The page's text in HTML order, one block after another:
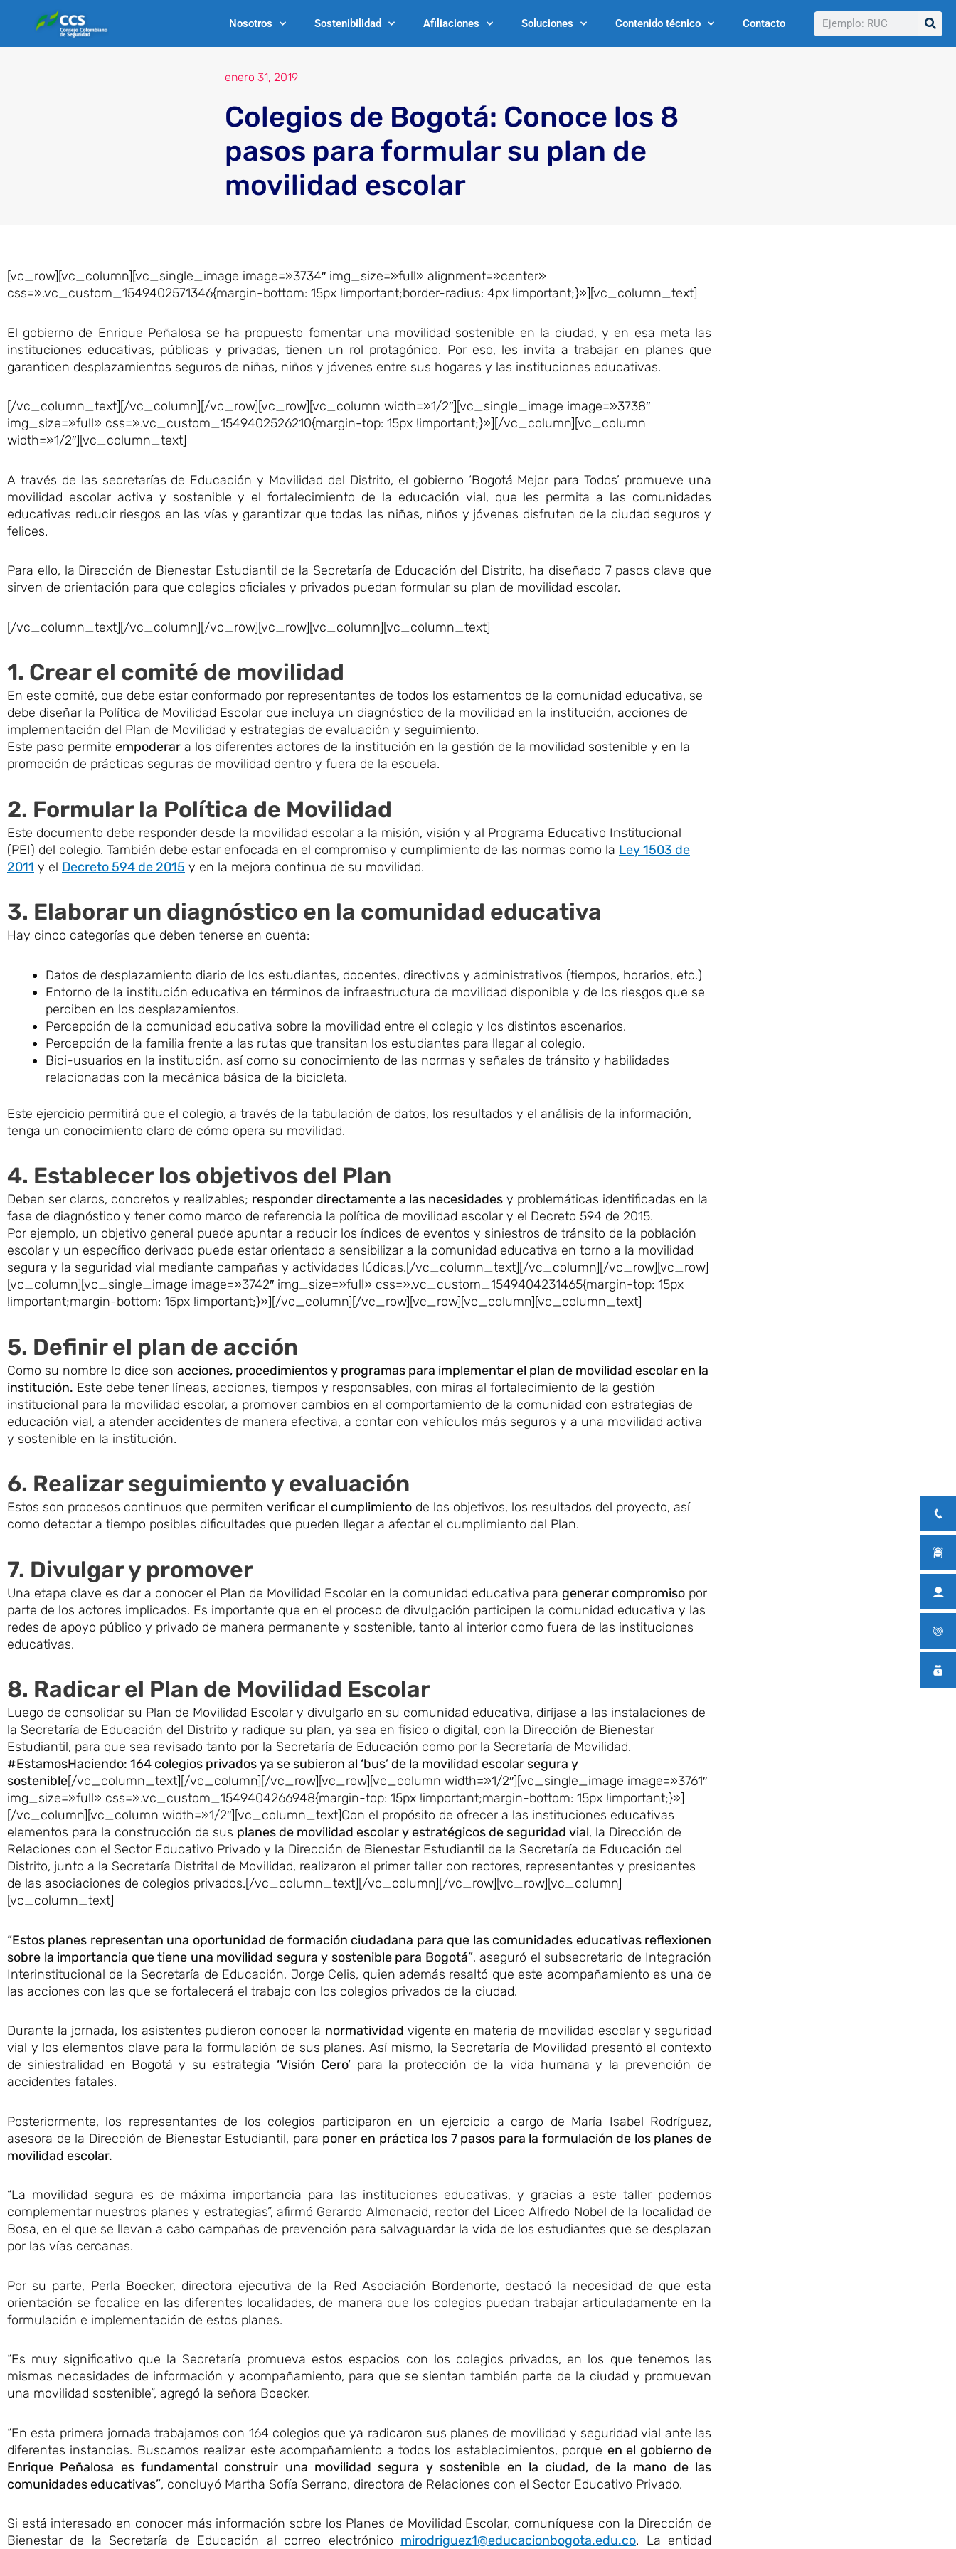
Nosotros Sostenibilidad Afiliaciones Soluciones Contenido técnico Contacto Buscar
enero 31, 2019
Colegios de Bogotá: Conoce los 8
pasos para formular su plan de
movilidad escolar
[vc_row][vc_column][vc_single_image image=»3734″ img_size=»full» alignment=»center»
css=».vc_custom_1549402571346{margin-bottom: 15px !important;border-radius: 4px !important;}»][vc_column_text]
El gobierno de Enrique Peñalosa se ha propuesto fomentar una movilidad sostenible en la ciudad, y en esa meta las
instituciones educativas, públicas y privadas, tienen un rol protagónico. Por eso, les invita a trabajar en planes que
garanticen desplazamientos seguros de niñas, niños y jóvenes entre sus hogares y las instituciones educativas.
[/vc_column_text][/vc_column][/vc_row][vc_row][vc_column width=»1/2″][vc_single_image image=»3738″
img_size=»full» css=».vc_custom_1549402526210{margin-top: 15px !important;}»][/vc_column][vc_column
width=»1/2″][vc_column_text]
A través de las secretarías de Educación y Movilidad del Distrito, el gobierno ‘Bogotá Mejor para Todos’ promueve una
movilidad escolar activa y sostenible y el fortalecimiento de la educación vial, que les permita a las comunidades
educativas reducir riesgos en las vías y garantizar que todas las niñas, niños y jóvenes disfruten de la ciudad seguros y
felices.
Para ello, la Dirección de Bienestar Estudiantil de la Secretaría de Educación del Distrito, ha diseñado 7 pasos clave que
sirven de orientación para que colegios oficiales y privados puedan formular su plan de movilidad escolar.
[/vc_column_text][/vc_column][/vc_row][vc_row][vc_column][vc_column_text]
1. Crear el comité de movilidad
En este comité, que debe estar conformado por representantes de todos los estamentos de la comunidad educativa, se
debe diseñar la Política de Movilidad Escolar que incluya un diagnóstico de la movilidad en la institución, acciones de
implementación del Plan de Movilidad y estrategias de evaluación y seguimiento.
Este paso permite empoderar a los diferentes actores de la institución en la gestión de la movilidad sostenible y en la
promoción de prácticas seguras de movilidad dentro y fuera de la escuela.
2. Formular la Política de Movilidad
Este documento debe responder desde la movilidad escolar a la misión, visión y al Programa Educativo Institucional
(PEI) del colegio. También debe estar enfocada en el compromiso y cumplimiento de las normas como la Ley 1503 de
2011 y el Decreto 594 de 2015 y en la mejora continua de su movilidad.
3. Elaborar un diagnóstico en la comunidad educativa
Hay cinco categorías que deben tenerse en cuenta:
Datos de desplazamiento diario de los estudiantes, docentes, directivos y administrativos (tiempos, horarios, etc.)
Entorno de la institución educativa en términos de infraestructura de movilidad disponible y de los riesgos que se
perciben en los desplazamientos.
Percepción de la comunidad educativa sobre la movilidad entre el colegio y los distintos escenarios.
Percepción de la familia frente a las rutas que transitan los estudiantes para llegar al colegio.
Bici-usuarios en la institución, así como su conocimiento de las normas y señales de tránsito y habilidades
relacionadas con la mecánica básica de la bicicleta.
Este ejercicio permitirá que el colegio, a través de la tabulación de datos, los resultados y el análisis de la información,
tenga un conocimiento claro de cómo opera su movilidad.
4. Establecer los objetivos del Plan
Deben ser claros, concretos y realizables; responder directamente a las necesidades y problemáticas identificadas en la
fase de diagnóstico y tener como marco de referencia la política de movilidad escolar y el Decreto 594 de 2015.
Por ejemplo, un objetivo general puede apuntar a reducir los índices de eventos y siniestros de tránsito de la población
escolar y un específico derivado puede estar orientado a sensibilizar a la comunidad educativa en torno a la movilidad
segura y la seguridad vial mediante campañas y actividades lúdicas.[/vc_column_text][/vc_column][/vc_row][vc_row]
[vc_column][vc_single_image image=»3742″ img_size=»full» css=».vc_custom_1549404231465{margin-top: 15px
!important;margin-bottom: 15px !important;}»][/vc_column][/vc_row][vc_row][vc_column][vc_column_text]
5. Definir el plan de acción
Como su nombre lo dice son acciones, procedimientos y programas para implementar el plan de movilidad escolar en la
institución. Este debe tener líneas, acciones, tiempos y responsables, con miras al fortalecimiento de la gestión
institucional para la movilidad escolar, a promover cambios en el comportamiento de la comunidad con estrategias de
educación vial, a atender accidentes de manera efectiva, a contar con vehículos más seguros y a una movilidad activa
y sostenible en la institución.
6. Realizar seguimiento y evaluación
Estos son procesos continuos que permiten verificar el cumplimiento de los objetivos, los resultados del proyecto, así
como detectar a tiempo posibles dificultades que pueden llegar a afectar el cumplimiento del Plan.
7. Divulgar y promover
Una etapa clave es dar a conocer el Plan de Movilidad Escolar en la comunidad educativa para generar compromiso por
parte de los actores implicados. Es importante que en el proceso de divulgación participen la comunidad educativa y las
redes de apoyo público y privado de manera permanente y sostenible, tanto al interior como fuera de las instituciones
educativas.
8. Radicar el Plan de Movilidad Escolar
Luego de consolidar su Plan de Movilidad Escolar y divulgarlo en su comunidad educativa, diríjase a las instalaciones de
la Secretaría de Educación del Distrito y radique su plan, ya sea en físico o digital, con la Dirección de Bienestar
Estudiantil, para que sea revisado tanto por la Secretaría de Educación como por la Secretaría de Movilidad.
#EstamosHaciendo: 164 colegios privados ya se subieron al ‘bus’ de la movilidad escolar segura y
sostenible[/vc_column_text][/vc_column][/vc_row][vc_row][vc_column width=»1/2″][vc_single_image image=»3761″
img_size=»full» css=».vc_custom_1549404266948{margin-top: 15px !important;margin-bottom: 15px !important;}»]
[/vc_column][vc_column width=»1/2″][vc_column_text]Con el propósito de ofrecer a las instituciones educativas
elementos para la construcción de sus planes de movilidad escolar y estratégicos de seguridad vial, la Dirección de
Relaciones con el Sector Educativo Privado y la Dirección de Bienestar Estudiantil de la Secretaría de Educación del
Distrito, junto a la Secretaría Distrital de Movilidad, realizaron el primer taller con rectores, representantes y presidentes
de las asociaciones de colegios privados.[/vc_column_text][/vc_column][/vc_row][vc_row][vc_column]
[vc_column_text]
“Estos planes representan una oportunidad de formación ciudadana para que las comunidades educativas reflexionen
sobre la importancia que tiene una movilidad segura y sostenible para Bogotá”, aseguró el subsecretario de Integración
Interinstitucional de la Secretaría de Educación, Jorge Celis, quien además resaltó que este acompañamiento es una de
las acciones con las que se fortalecerá el trabajo con los colegios privados de la ciudad.
Durante la jornada, los asistentes pudieron conocer la normatividad vigente en materia de movilidad escolar y seguridad
vial y los elementos clave para la formulación de sus planes. Así mismo, la Secretaría de Movilidad presentó el contexto
de siniestralidad en Bogotá y su estrategia ‘Visión Cero’para la protección de la vida humana y la prevención de
accidentes fatales.
Posteriormente, los representantes de los colegios participaron en un ejercicio a cargo de María Isabel Rodríguez,
asesora de la Dirección de Bienestar Estudiantil, para poner en práctica los 7 pasos para la formulación de los planes de
movilidad escolar.
“La movilidad segura es de máxima importancia para las instituciones educativas, y gracias a este taller podemos
complementar nuestros planes y estrategias”, afirmó Gerardo Almonacid, rector del Liceo Alfredo Nobel de la localidad de
Bosa, en el que se llevan a cabo campañas de prevención para salvaguardar la vida de los estudiantes que se desplazan
por las vías cercanas.
Por su parte, Perla Boecker, directora ejecutiva de la Red Asociación Bordenorte, destacó la necesidad de que esta
orientación se focalice en las diferentes localidades, de manera que los colegios puedan trabajar articuladamente en la
formulación e implementación de estos planes.
“Es muy significativo que la Secretaría promueva estos espacios con los colegios privados, en los que tenemos las
mismas necesidades de información y acompañamiento, para que se sientan también parte de la ciudad y promuevan
una movilidad sostenible”, agregó la señora Boecker.
“En esta primera jornada trabajamos con 164 colegios que ya radicaron sus planes de movilidad y seguridad vial ante las
diferentes instancias. Buscamos realizar este acompañamiento a todos los establecimientos, porque en el gobierno de
Enrique Peñalosa es fundamental construir una movilidad segura y sostenible en la ciudad, de la mano de las
comunidades educativas”, concluyó Martha Sofía Serrano, directora de Relaciones con el Sector Educativo Privado.
Si está interesado en conocer más información sobre los Planes de Movilidad Escolar, comuníquese con la Dirección de
Bienestar de la Secretaría de Educación al correo electrónico mirodriguez1@educacionbogota.edu.co. La entidad